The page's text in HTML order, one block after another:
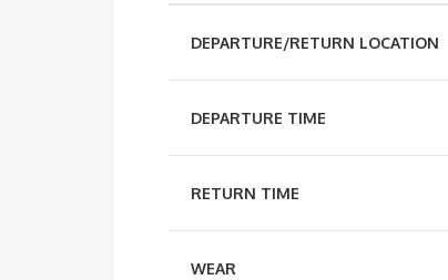
DEPARTURE/RETURN LOCATION
DEPARTURE TIME
RETURN TIME
WEAR